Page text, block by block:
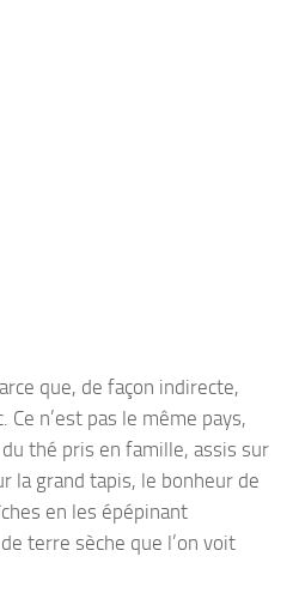
que, de façon indirecte,
n’est pas le même pays,
thé pris en famille, assis sur
la grand tapis, le bonheur de
en les épépinant
terre sèche que l’on voit